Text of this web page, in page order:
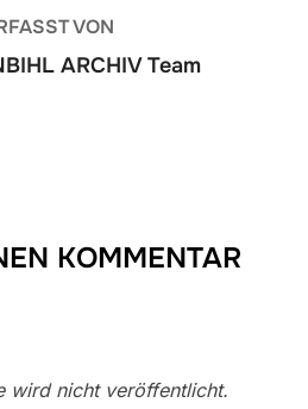
VON
ARCHIV Team
KOMMENTAR
wird nicht veröffentlicht.